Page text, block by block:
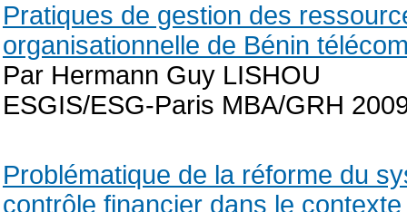
Pratiques de gestion des
organisationnelle de Bénin
Par Hermann Guy LISHOU
ESGIS/ESG-Paris MBA/GRH
Problématique de la réforme du
contrôle financier dans le